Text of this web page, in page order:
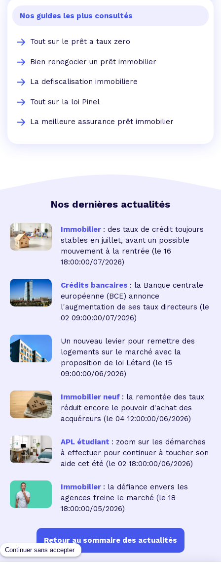
Nos guides les plus consultés
Tout sur le prêt a taux zero
Bien renegocier un prêt immobilier
La defiscalisation immobiliere
Tout sur la loi Pinel
La meilleure assurance prêt immobilier
Nos dernières actualités
Immobilier : des taux de crédit toujours
stables en juillet, avant un possible
mouvement à la rentrée (le 16
18:00:00/07/2026)
Crédits bancaires : la Banque centrale
européenne (BCE) annonce
l'augmentation de ses taux directeurs (le
02 09:00:00/07/2026)
Un nouveau levier pour remettre des
logements sur le marché avec la
proposition de loi Létard (le 15
09:00:00/06/2026)
Immobilier neuf : la remontée des taux
réduit encore le pouvoir d'achat des
acquéreurs (le 04 12:00:00/06/2026)
APL étudiant : zoom sur les démarches
à effectuer pour continuer à toucher son
aide cet été (le 02 18:00:00/06/2026)
Immobilier : la défiance envers les
agences freine le marché (le 18
18:00:00/05/2026)
Retour au sommaire des actualités